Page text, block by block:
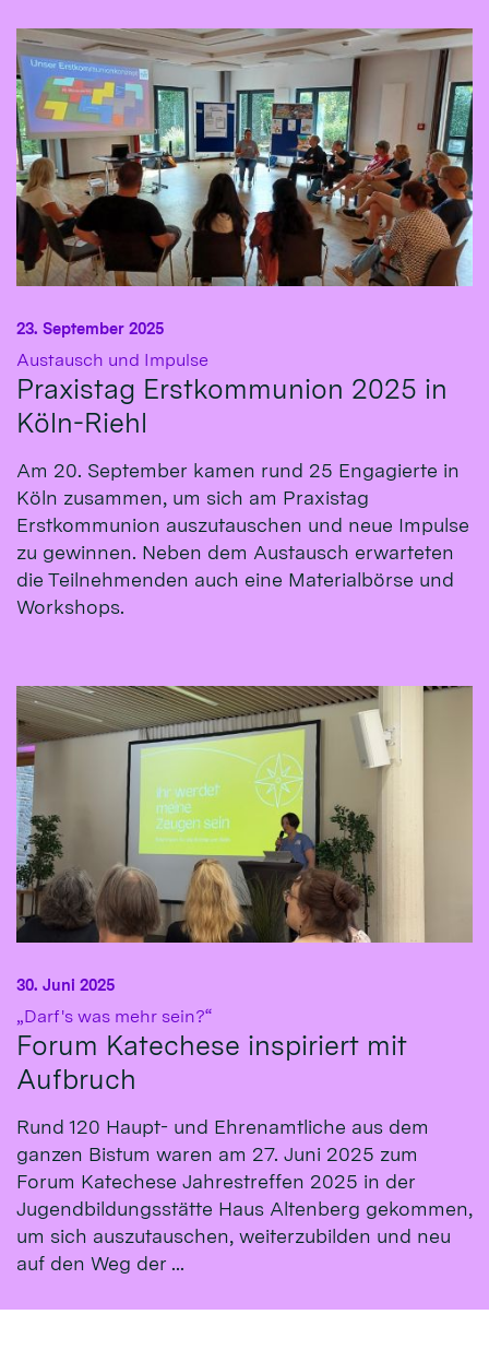
Austausch und Impulse
Praxistag Erstkommunion 2025 in
Köln-Riehl
23. September 2025
Am 20. September kamen rund 25 Engagierte in
Köln zusammen, um sich am Praxistag
Erstkommunion auszutauschen und neue Impulse
zu gewinnen. Neben dem Austausch erwarteten
die Teilnehmenden auch eine Materialbörse und
Workshops.
„Darf's was mehr sein?“
Forum Katechese inspiriert mit
Aufbruch
30. Juni 2025
Rund 120 Haupt- und Ehrenamtliche aus dem
ganzen Bistum waren am 27. Juni 2025 zum
Forum Katechese Jahrestreffen 2025 in der
Jugendbildungsstätte Haus Altenberg gekommen,
um sich auszutauschen, weiterzubilden und neu
auf den Weg der ...